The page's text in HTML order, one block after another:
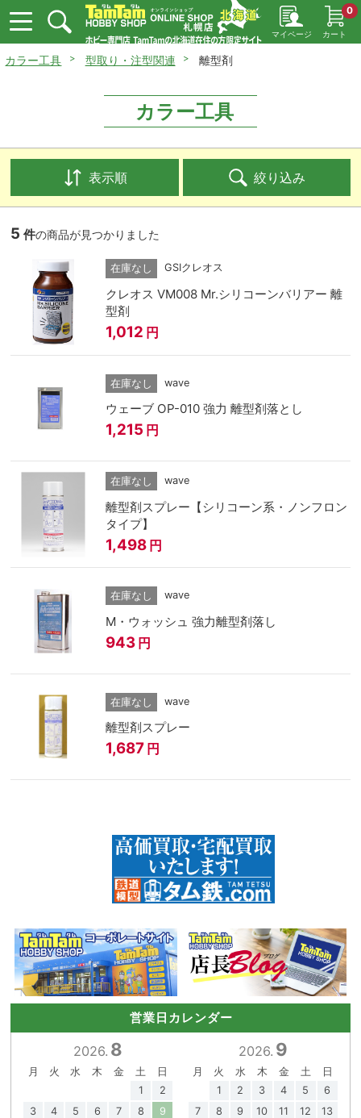
マイページ カート
0
カラー工具 型取り・注型関連 離型剤
カラー工具
表示順 絞り込み
5 件の商品が見つかりました
在庫なし GSIクレオス
クレオス VM008 Mr.シリコーンバリアー 離
型剤
1,012 円
在庫なし wave
ウェーブ OP-010 強力 離型剤落とし
1,215 円
在庫なし wave
離型剤スプレー【シリコーン系・ノンフロン
タイプ】
1,498 円
在庫なし wave
M・ウォッシュ 強力離型剤落し
943 円
在庫なし wave
離型剤スプレー
1,687 円
営業日カレンダー
2026. 8
月 火 水 木 金 土
日
1
2
3
4 5 6 7 8
9
2026. 9
月 火 水 木 金 土
日
1
2 3 4 5
6
7
8 9 10 11 12
13